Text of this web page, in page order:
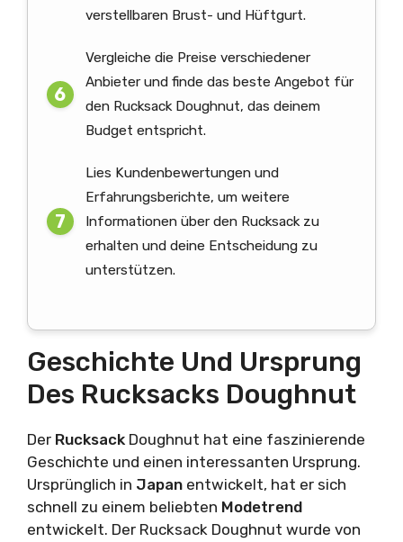
verstellbaren Brust- und Hüftgurt.
Vergleiche die Preise verschiedener
Anbieter und finde das beste Angebot für
den Rucksack Doughnut, das deinem
Budget entspricht.
Lies Kundenbewertungen und
Erfahrungsberichte, um weitere
Informationen über den Rucksack zu
erhalten und deine Entscheidung zu
unterstützen.
Geschichte Und Ursprung
Des Rucksacks Doughnut
Der Rucksack Doughnut hat eine faszinierende
Geschichte und einen interessanten Ursprung.
Ursprünglich in Japan entwickelt, hat er sich
schnell zu einem beliebten Modetrend
entwickelt. Der Rucksack Doughnut wurde von